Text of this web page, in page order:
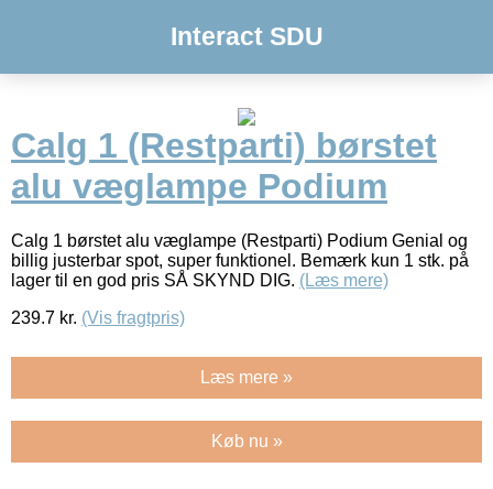
Interact SDU
Calg 1 (Restparti) børstet
alu væglampe Podium
Calg 1 børstet alu væglampe (Restparti) Podium Genial og
billig justerbar spot, super funktionel. Bemærk kun 1 stk. på
lager til en god pris SÅ SKYND DIG. (Læs mere)
239.7 kr. (Vis fragtpris)
Læs mere »
Køb nu »